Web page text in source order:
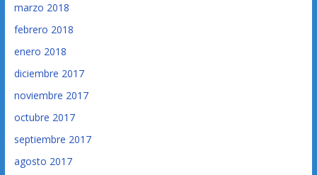
marzo 2018
febrero 2018
enero 2018
diciembre 2017
noviembre 2017
octubre 2017
septiembre 2017
agosto 2017